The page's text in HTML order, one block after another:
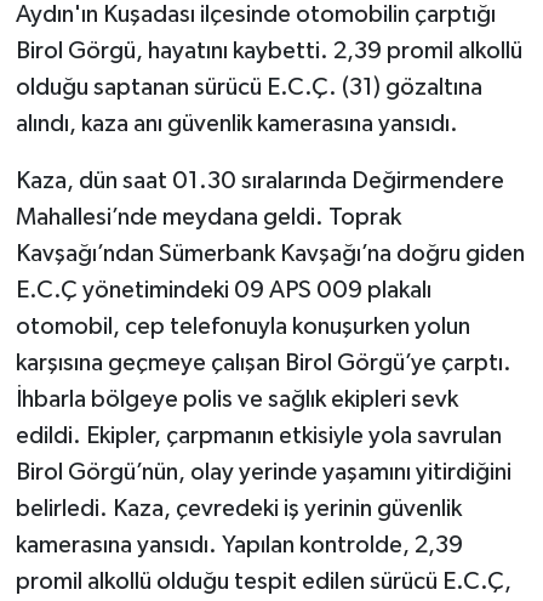
Aydın'ın Kuşadası ilçesinde otomobilin çarptığı
Birol Görgü, hayatını kaybetti. 2,39 promil alkollü
olduğu saptanan sürücü E.C.Ç. (31) gözaltına
alındı, kaza anı güvenlik kamerasına yansıdı.
Kaza, dün saat 01.30 sıralarında Değirmendere
Mahallesi’nde meydana geldi. Toprak
Kavşağı’ndan Sümerbank Kavşağı’na doğru giden
E.C.Ç yönetimindeki 09 APS 009 plakalı
otomobil, cep telefonuyla konuşurken yolun
karşısına geçmeye çalışan Birol Görgü’ye çarptı.
İhbarla bölgeye polis ve sağlık ekipleri sevk
edildi. Ekipler, çarpmanın etkisiyle yola savrulan
Birol Görgü’nün, olay yerinde yaşamını yitirdiğini
belirledi. Kaza, çevredeki iş yerinin güvenlik
kamerasına yansıdı. Yapılan kontrolde, 2,39
promil alkollü olduğu tespit edilen sürücü E.C.Ç,